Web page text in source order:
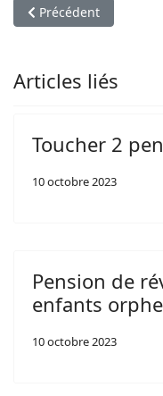
Article précédent :
Précédent
Articles liés
Toucher 2
10 octobre 2023
Pension de
enfants
10 octobre 2023